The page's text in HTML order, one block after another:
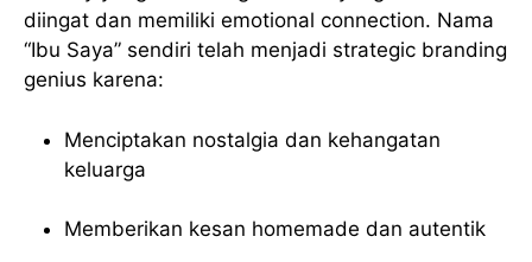
diingat dan memiliki emotional connection. Nama
“Ibu Saya” sendiri telah menjadi strategic branding
genius karena:
Menciptakan nostalgia dan kehangatan
keluarga
Memberikan kesan homemade dan autentik